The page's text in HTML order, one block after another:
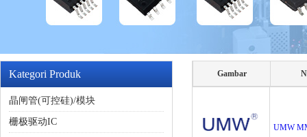
Kategori Produk
晶闸管(可控硅)/模块
栅极驱动IC
Gambar
UMW